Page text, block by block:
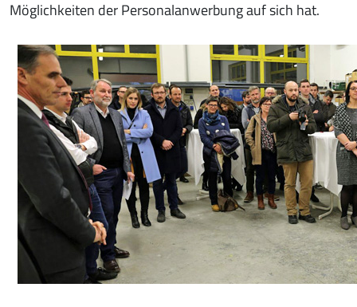
Möglichkeiten der Personalanwerbung auf sich hat.